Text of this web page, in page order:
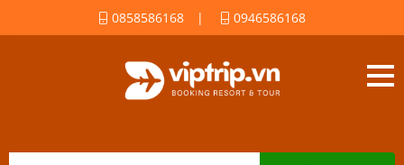
0858586168 | 0946586168